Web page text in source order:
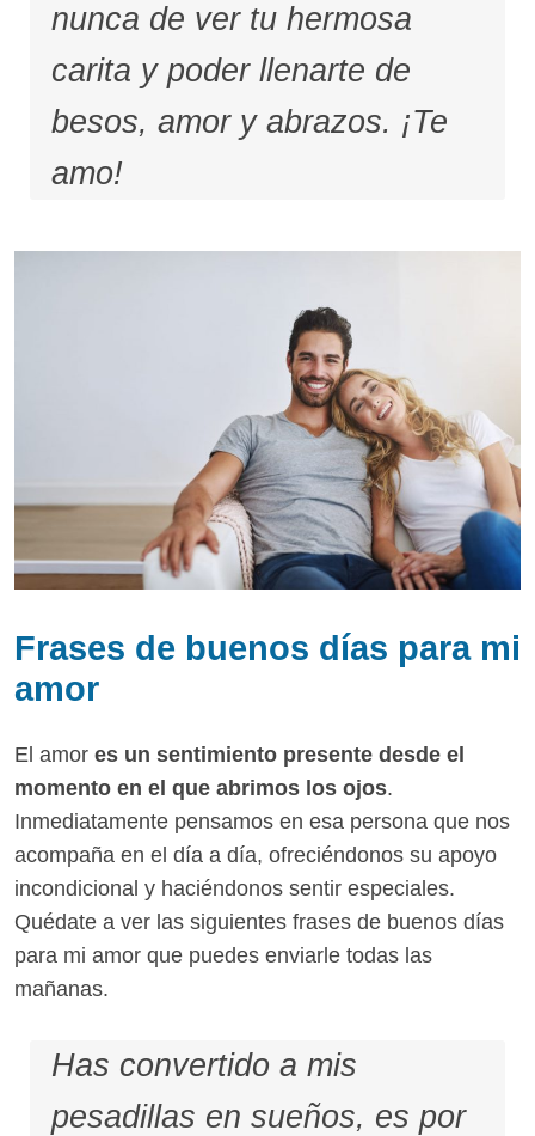
nunca de ver tu hermosa
carita y poder llenarte de
besos, amor y abrazos. ¡Te
amo!
Frases de buenos días para mi
amor
El amor es un sentimiento presente desde el
momento en el que abrimos los ojos.
Inmediatamente pensamos en esa persona que nos
acompaña en el día a día, ofreciéndonos su apoyo
incondicional y haciéndonos sentir especiales.
Quédate a ver las siguientes frases de buenos días
para mi amor que puedes enviarle todas las
mañanas.
Has convertido a mis
pesadillas en sueños, es por